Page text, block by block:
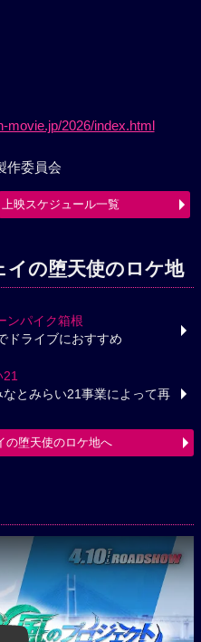
movie.jp/2026/index.html
作委員会
上映スケジュール一覧
の堕天使のロケ地
ンパイク箱根
ドライブにおすすめ
21
とみらい21事業によって再
の堕天使のロケ地へ